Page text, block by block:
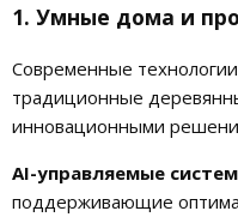
1. Умные дома и
Современные
традиционные
инновационными
AI-управляемые
поддерживающие